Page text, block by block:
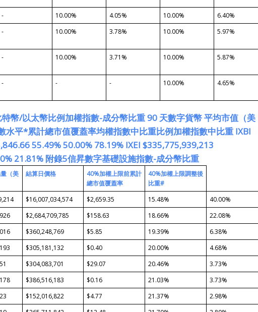
- 10.00% 4.05% 10.00%
6.40%
- 10.00% 3.78% 10.00% 5.97%
- 10.00% 3.71% 10.00% 5.87%
- - - 10.00% 4.65%
幣/以太幣比例加權指數-成分幣比重90 天數字貨幣 平均市值（美
水平*累計總市值覆蓋率均權指數中比重比例加權指數中比重 IXBI
55.49% 50.00% 78.19% IXEI $335,775,939,213
21.81% 附錄5信昇數字基礎設施指數-成分幣比重
（美
結算日價格 40%加權上限前累計
總市值覆蓋率
40%加權上限調整後
比重#
$16,007,034,574 $2,659.35 15.48%
40.00%
$2,684,709,785 $158.63 18.66%
22.08%
$360,248,769 $5.85 19.39%
6.38%
$305,181,132 $0.40 20.00%
4.68%
$304,083,701 $29.07 20.46%
3.73%
$386,516,183 $0.16 21.03%
3.73%
$152,016,822 $4.77 21.37%
2.98%